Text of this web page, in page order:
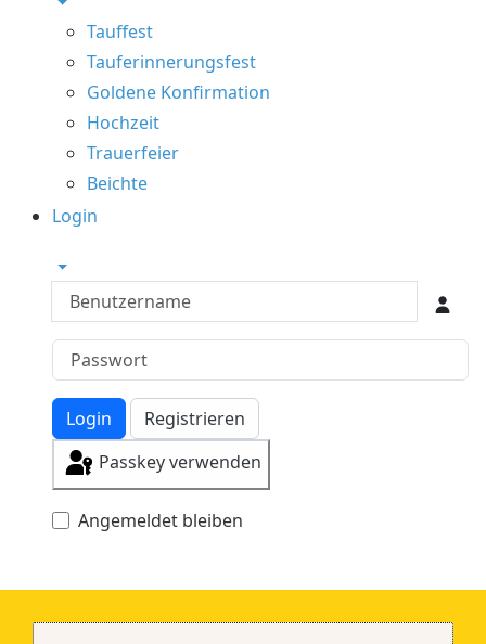
Tauffest
Tauferinnerungsfest
Goldene Konfirmation
Hochzeit
Trauerfeier
Beichte
Login
Benutzername
Login
Registrieren
Passkey verwenden
Angemeldet bleiben